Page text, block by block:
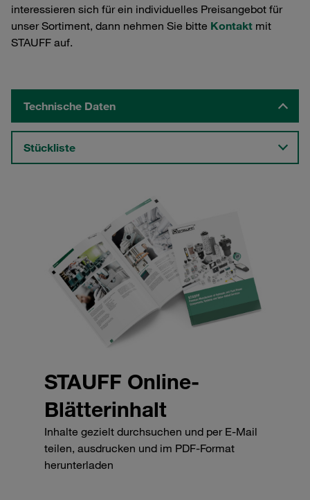
interessieren sich für ein individuelles Preisangebot für
unser Sortiment, dann nehmen Sie bitte Kontakt mit
STAUFF auf.
Technische Daten
Stückliste
STAUFF Online-
Blätterinhalt
Inhalte gezielt durchsuchen und per E-Mail
teilen, ausdrucken und im PDF-Format
herunterladen